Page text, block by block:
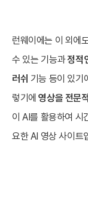
런웨이에는 이 외에
수 있는 기능과정적
러쉬 기능 등이 있기
렇기에영상을 전문적
이 AI를 활용하여 시
요한 AI 영상 사이트